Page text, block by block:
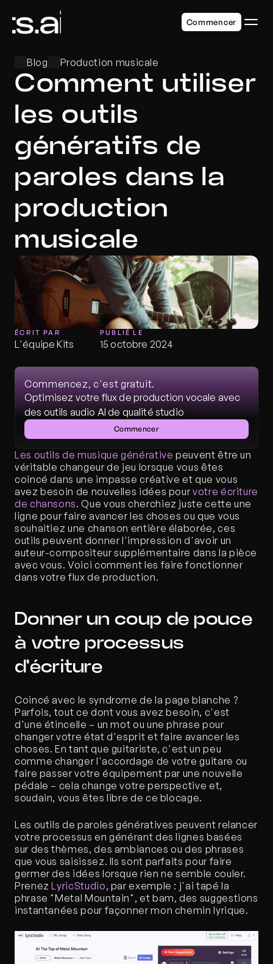
Blog Production musicale
Comment utiliser
les outils
génératifs de
paroles dans la
production
musicale
ÉCRIT PAR
L'équipe Kits
PUBLIÉ LE
15 octobre 2024
Les outils de musique générative peuvent être un
véritable changeur de jeu lorsque vous êtes
coincé dans une impasse créative et que vous
avez besoin de nouvelles idées pour votre écriture
de chansons. Que vous cherchiez juste cette une
ligne pour faire avancer les choses ou que vous
souhaitiez une chanson entière élaborée, ces
outils peuvent donner l'impression d'avoir un
auteur-compositeur supplémentaire dans la pièce
avec vous. Voici comment les faire fonctionner
dans votre flux de production.
Donner un coup de pouce
à votre processus
d'écriture
Coincé avec le syndrome de la page blanche ?
Parfois, tout ce dont vous avez besoin, c'est
d'une étincelle – un mot ou une phrase pour
changer votre état d'esprit et faire avancer les
choses. En tant que guitariste, c'est un peu
comme changer l'accordage de votre guitare ou
faire passer votre équipement par une nouvelle
pédale – cela change votre perspective et,
soudain, vous êtes libre de ce blocage.
Les outils de paroles génératives peuvent relancer
votre processus en générant des lignes basées
sur des thèmes, des ambiances ou des phrases
que vous saisissez. Ils sont parfaits pour faire
germer des idées lorsque rien ne semble couler.
Prenez LyricStudio, par exemple : j'ai tapé la
phrase "Metal Mountain", et bam, des suggestions
instantanées pour façonner mon chemin lyrique.
Commencez, c'est gratuit.
Optimisez votre flux de production vocale avec
des outils audio AI de qualité studio
Commencer
Commencer